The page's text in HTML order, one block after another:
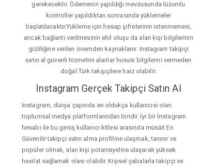
gerekecektir. Ödemenin yapıldığı mevzusunda lüzumlu
kontroller yapıldıktan sonrasında yüklemeler
başlatılacaktır.Yükleme için hesap şifrelerinin istenmemesi,
ancak bağlantı verilmesinin ehil oluşu da alan kişi bilgilerinin
gizliliğine verilen önemden kaynaklanır. Instagram takipçi
satın al güvenli hizmetini alanlar hususi bilgilerini vermeden
doğal Türk takipçilere haiz olabilir.
Instagram Gerçek Takipçi Satın Al
Instagram, dünya çapında en oldukça kullanıcısı olan
toplumsal medya platformlarından biridir. İyi bir İnstagram
hesabı ile bu geniş kullanıcı kitlesi arasında müsait En
Güvenilir takipçi satın alma profiline ulaşmak, tanınır ve
popüler olmak, alan kişi potansiyeline ulaşarak yüksek
hasılat sağlamak olası olabilir. Kişisel çabalarla takipçi ve